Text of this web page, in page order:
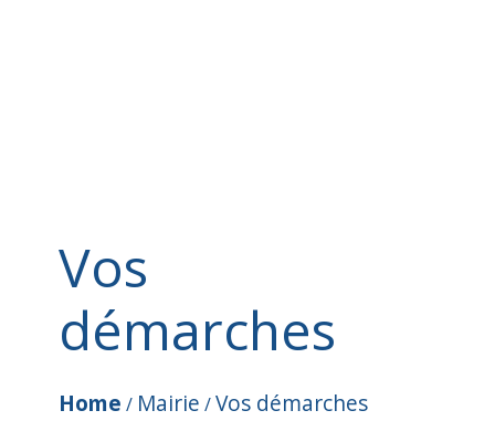
Vos
démarches
Home / Mairie /Vos démarches